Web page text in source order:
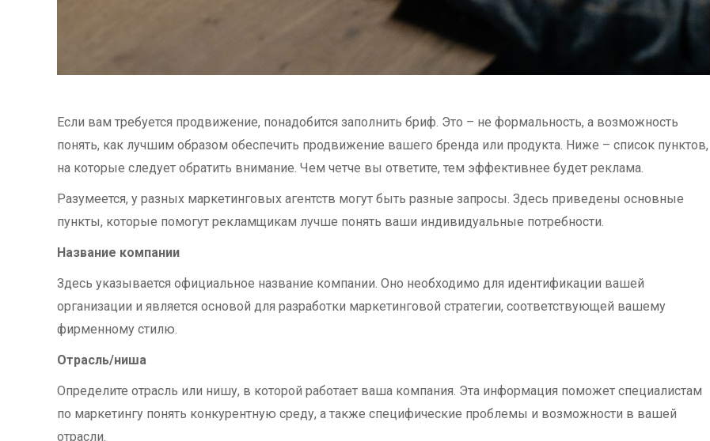
Если вам требуется продвижение, понадобится заполнить бриф. Это – не формальность, а возможность
понять, как лучшим образом обеспечить продвижение вашего бренда или продукта. Ниже – список пунктов,
на которые следует обратить внимание. Чем четче вы ответите, тем эффективнее будет реклама.
Разумеется, у разных маркетинговых агентств могут быть разные запросы. Здесь приведены основные
пункты, которые помогут рекламщикам лучше понять ваши индивидуальные потребности.
Название компании
Здесь указывается официальное название компании. Оно необходимо для идентификации вашей
организации и является основой для разработки маркетинговой стратегии, соответствующей вашему
фирменному стилю.
Отрасль/ниша
Определите отрасль или нишу, в которой работает ваша компания. Эта информация поможет специалистам
по маркетингу понять конкурентную среду, а также специфические проблемы и возможности в вашей
отрасли.